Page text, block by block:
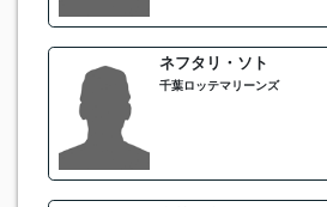
ネフタリ・ソト
千葉ロッテマリーンズ